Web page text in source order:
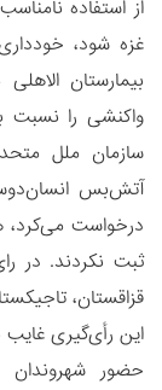
از استفاده
غزه شود،
بیمارستان
واکنشی را نسبت
سازمان ملل
آتش‌بس
درخواست می‌کرد،
ثبت نکردند. در
قزاقستان،
این رأی‌گیری غایب
حضور شهروندان